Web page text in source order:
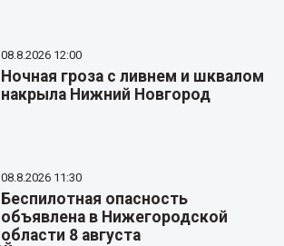
08.8.2026 12:00
Ночная гроза с ливнем и шквалом
накрыла Нижний Новгород
08.8.2026 11:30
Беспилотная опасность
объявлена в Нижегородской
области 8 августа